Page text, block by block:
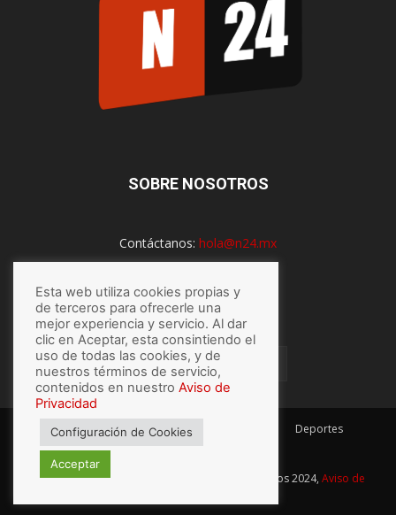
SOBRE NOSOTROS
Contáctanos: hola@n24.mx
SÍGUENOS
México Mundo Economía
Deportes
Espectaculos
© Hecho con por N24.mx, Derechos Reservados 2024, Aviso de
Esta web utiliza cookies propias y
de terceros para ofrecerle una
mejor experiencia y servicio. Al dar
clic en Aceptar, esta consintiendo el
uso de todas las cookies, y de
nuestros términos de servicio,
contenidos en nuestro Aviso de
Privacidad
Configuración de Cookies
Acceptar